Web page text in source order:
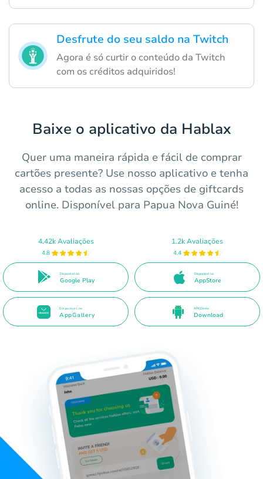
Desfrute do seu saldo na Twitch
Agora é só curtir o conteúdo da Twitch
com os créditos adquiridos!
Baixe o aplicativo da Hablax
Quer uma maneira rápida e fácil de comprar
cartões presente? Use nosso aplicativo e tenha
acesso a todas as nossas opções de giftcards
online. Disponível para Papua Nova Guiné!
4.42k Avaliações
4.8
Disponível no
Google Play
1.2k Avaliações
4.4
Disponível na
AppStore
Disponível na
AppGallery
APK Direto
Download